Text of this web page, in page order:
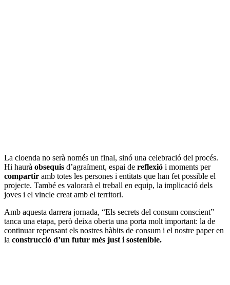
La cloenda no serà només un final, sinó una celebració del procés.
Hi haurà obsequis d’agraïment, espai de reflexió i moments per
compartir amb totes les persones i entitats que han fet possible el
projecte. També es valorarà el treball en equip, la implicació dels
joves i el vincle creat amb el territori.
Amb aquesta darrera jornada, “Els secrets del consum conscient”
tanca una etapa, però deixa oberta una porta molt important: la de
continuar repensant els nostres hàbits de consum i el nostre paper en
la construcció d’un futur més just i sostenible.